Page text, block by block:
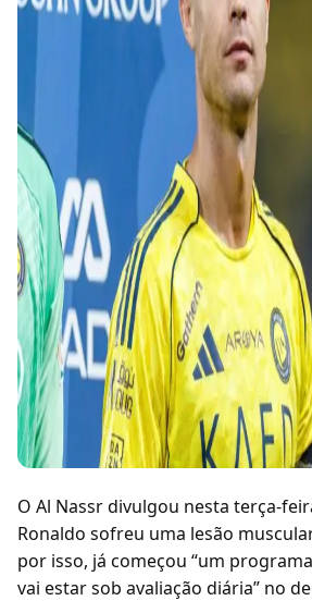
O Al Nassr divulgou nesta terça-
Ronaldo sofreu uma lesão
por isso, já começou “um
vai estar sob avaliação diária” no